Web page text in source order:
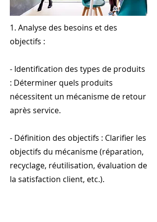
1. Analyse des besoins et des
objectifs :
- Identification des types de produits
: Déterminer quels produits
nécessitent un mécanisme de retour
après service.
- Définition des objectifs : Clarifier les
objectifs du mécanisme (réparation,
recyclage, réutilisation, évaluation de
la satisfaction client, etc.).